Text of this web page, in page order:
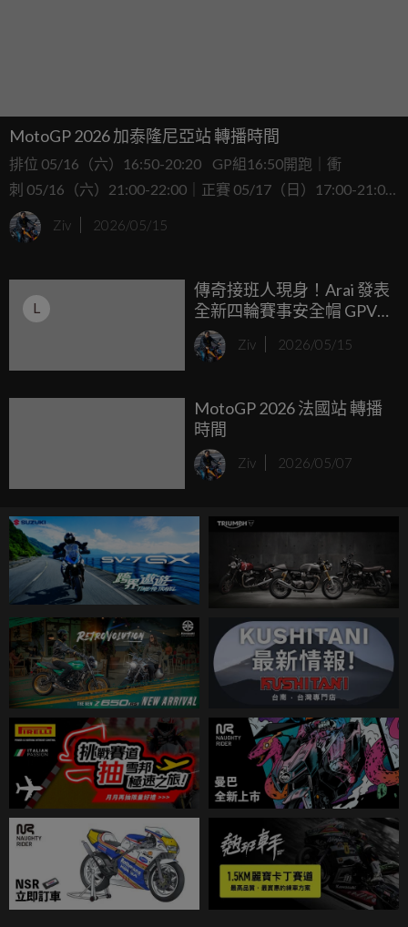
MotoGP 2026 加泰隆尼亞站 轉播時間
排位 05/16（六）16:50-20:20 GP組16:50開跑｜衝
刺 05/16（六）21:00-22:00｜正賽 05/17（日）17:00-21:00
GP組20:00開跑​
Ziv 2026/05/15
L
傳奇接班人現身！Arai 發表
全新四輪賽事安全帽 GPV-
R 與 SKV-R，經典 GP-6S、
SK-6 終於迎來改款
Ziv 2026/05/15
MotoGP 2026 法國站 轉播
時間
Ziv 2026/05/07